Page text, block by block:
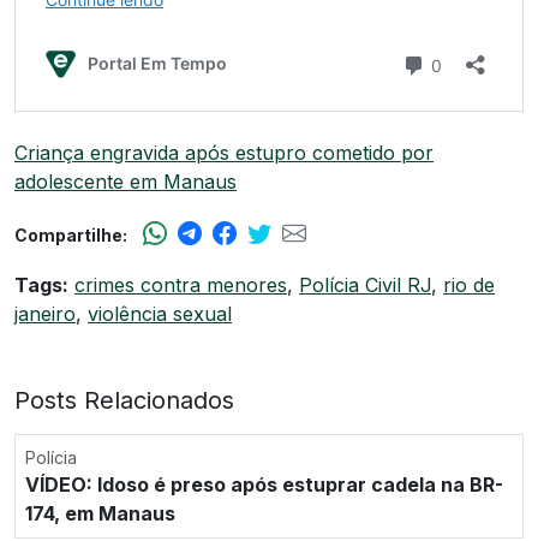
Criança engravida após estupro cometido por
adolescente em Manaus
Compartilhe:
Tags: crimes contra menores, Polícia Civil RJ, rio de
janeiro, violência sexual
Posts Relacionados
Polícia
VÍDEO: Idoso é preso após estuprar cadela na BR-
174, em Manaus